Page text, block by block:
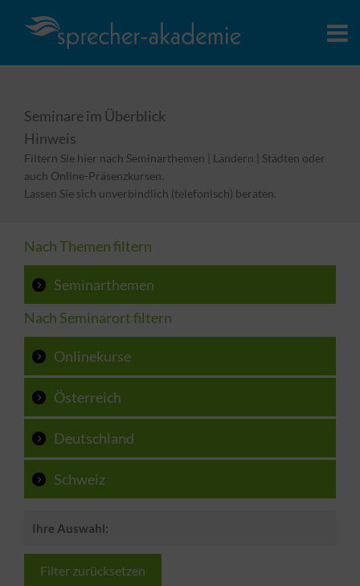
Seminare im Überblick
Hinweis
Filtern Sie hier nach Seminarthemen | Ländern | Städten oder
auch Online-Präsenzkursen.
Lassen Sie sich unverbindlich (telefonisch) beraten.
Nach Themen filtern
Seminarthemen
Nach Seminarort filtern
Onlinekurse
Österreich
Deutschland
Schweiz
Ihre Auswahl:
Filter zurücksetzen